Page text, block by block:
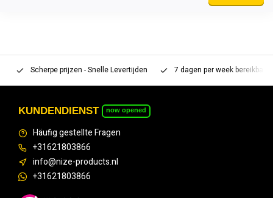
Scherpe prijzen - Snelle Levertijden 7 dagen per week bereikbaar
KUNDENDIENST now opened
Häufig gestellte Fragen
+31621803866
info@nize-products.nl
+31621803866